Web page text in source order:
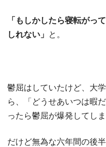
「もしかしたら寝転がっ
しれない」
と。
鬱屈はしていたけど、大
ら、「どうせあいつは暇
ったら鬱屈が爆発してしま
だけど無為な六年間の後